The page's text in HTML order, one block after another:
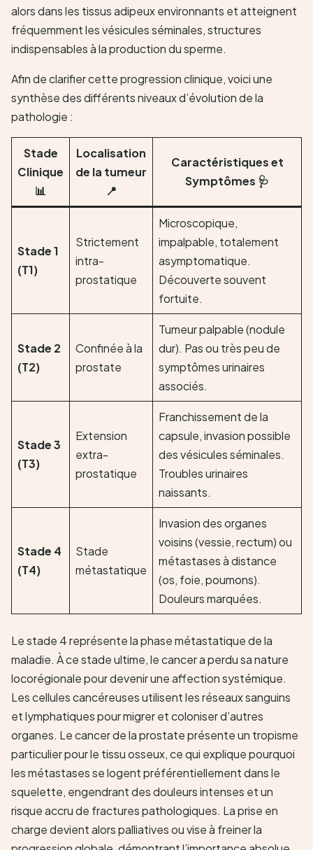
alors dans les tissus adipeux environnants et atteignent
fréquemment les vésicules séminales, structures
indispensables à la production du sperme.
Afin de clarifier cette progression clinique, voici une
synthèse des différents niveaux d’évolution de la
pathologie :
Stade
Clinique
📊
Localisation
de la tumeur
📍
Caractéristiques et
Symptômes 🩺
Stade 1
(T1)
Strictement
intra-
prostatique
Microscopique,
impalpable, totalement
asymptomatique.
Découverte souvent
fortuite.
Stade 2
(T2)
Confinée à la
prostate
Tumeur palpable (nodule
dur). Pas ou très peu de
symptômes urinaires
associés.
Stade 3
(T3)
Extension
extra-
prostatique
Franchissement de la
capsule, invasion possible
des vésicules séminales.
Troubles urinaires
naissants.
Stade 4
(T4)
Stade
métastatique
Invasion des organes
voisins (vessie, rectum) ou
métastases à distance
(os, foie, poumons).
Douleurs marquées.
Le stade 4 représente la phase métastatique de la
maladie. À ce stade ultime, le cancer a perdu sa nature
locorégionale pour devenir une affection systémique.
Les cellules cancéreuses utilisent les réseaux sanguins
et lymphatiques pour migrer et coloniser d’autres
organes. Le cancer de la prostate présente un tropisme
particulier pour le tissu osseux, ce qui explique pourquoi
les métastases se logent préférentiellement dans le
squelette, engendrant des douleurs intenses et un
risque accru de fractures pathologiques. La prise en
charge devient alors palliatives ou vise à freiner la